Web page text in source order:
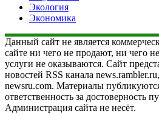
Экология
Экономика
Данный сайт не является
сайте ни чего не продают, ни чего
услуги не оказываются. Сайт
новостей RSS канала
newsru.com. Материалы
ответственность за достоверность
Администрация сайта не несёт.